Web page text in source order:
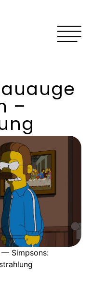
–
— Simpsons: